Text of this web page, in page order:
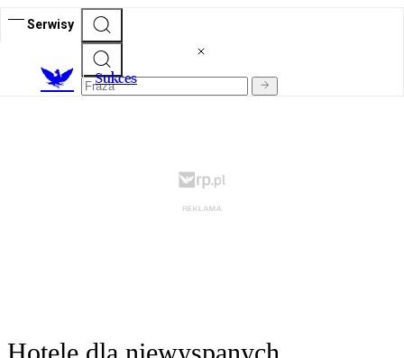
Serwisy
Sukces